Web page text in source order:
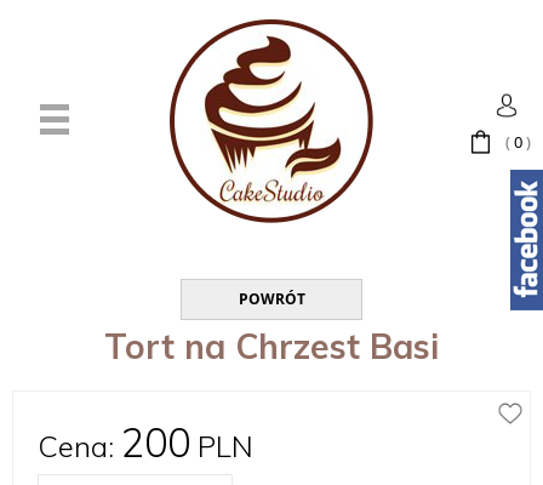
(0)
POWRÓT
Tort na Chrzest Basi
Cena: 200 PLN